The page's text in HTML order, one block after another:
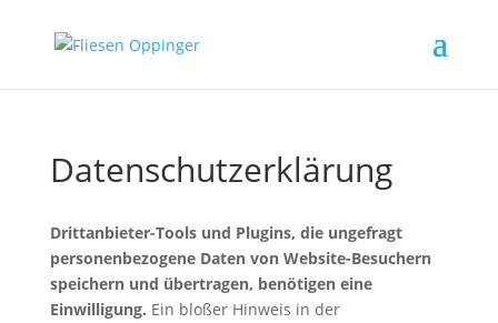
Datenschutzerklärung
Drittanbieter-Tools und Plugins, die ungefragt
personenbezogene Daten von Website-Besuchern
speichern und übertragen, benötigen eine
Einwilligung. Ein bloßer Hinweis in der